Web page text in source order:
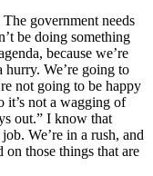
government needs
be doing something
because we’re
We’re going to
not going to be happy
it’s not a wagging of
out.” I know that
We’re in a rush, and
on those things that are